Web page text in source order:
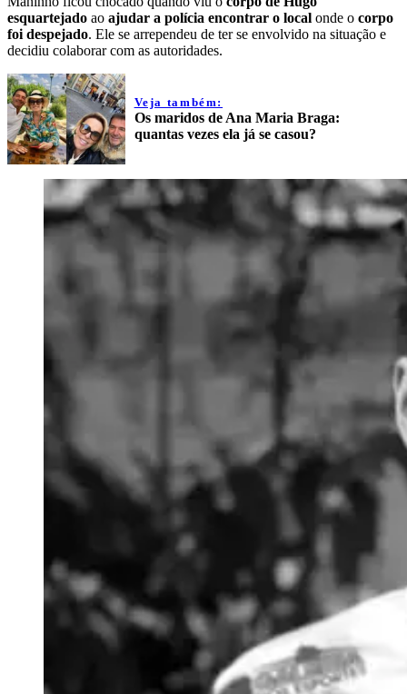
esquartejado ao ajudar a polícia encontrar o local onde o corpo
foi despejado. Ele se arrependeu de ter se envolvido na situação e
decidiu colaborar com as autoridades.
Veja também:
Os maridos de Ana Maria Braga:
quantas vezes ela já se casou?